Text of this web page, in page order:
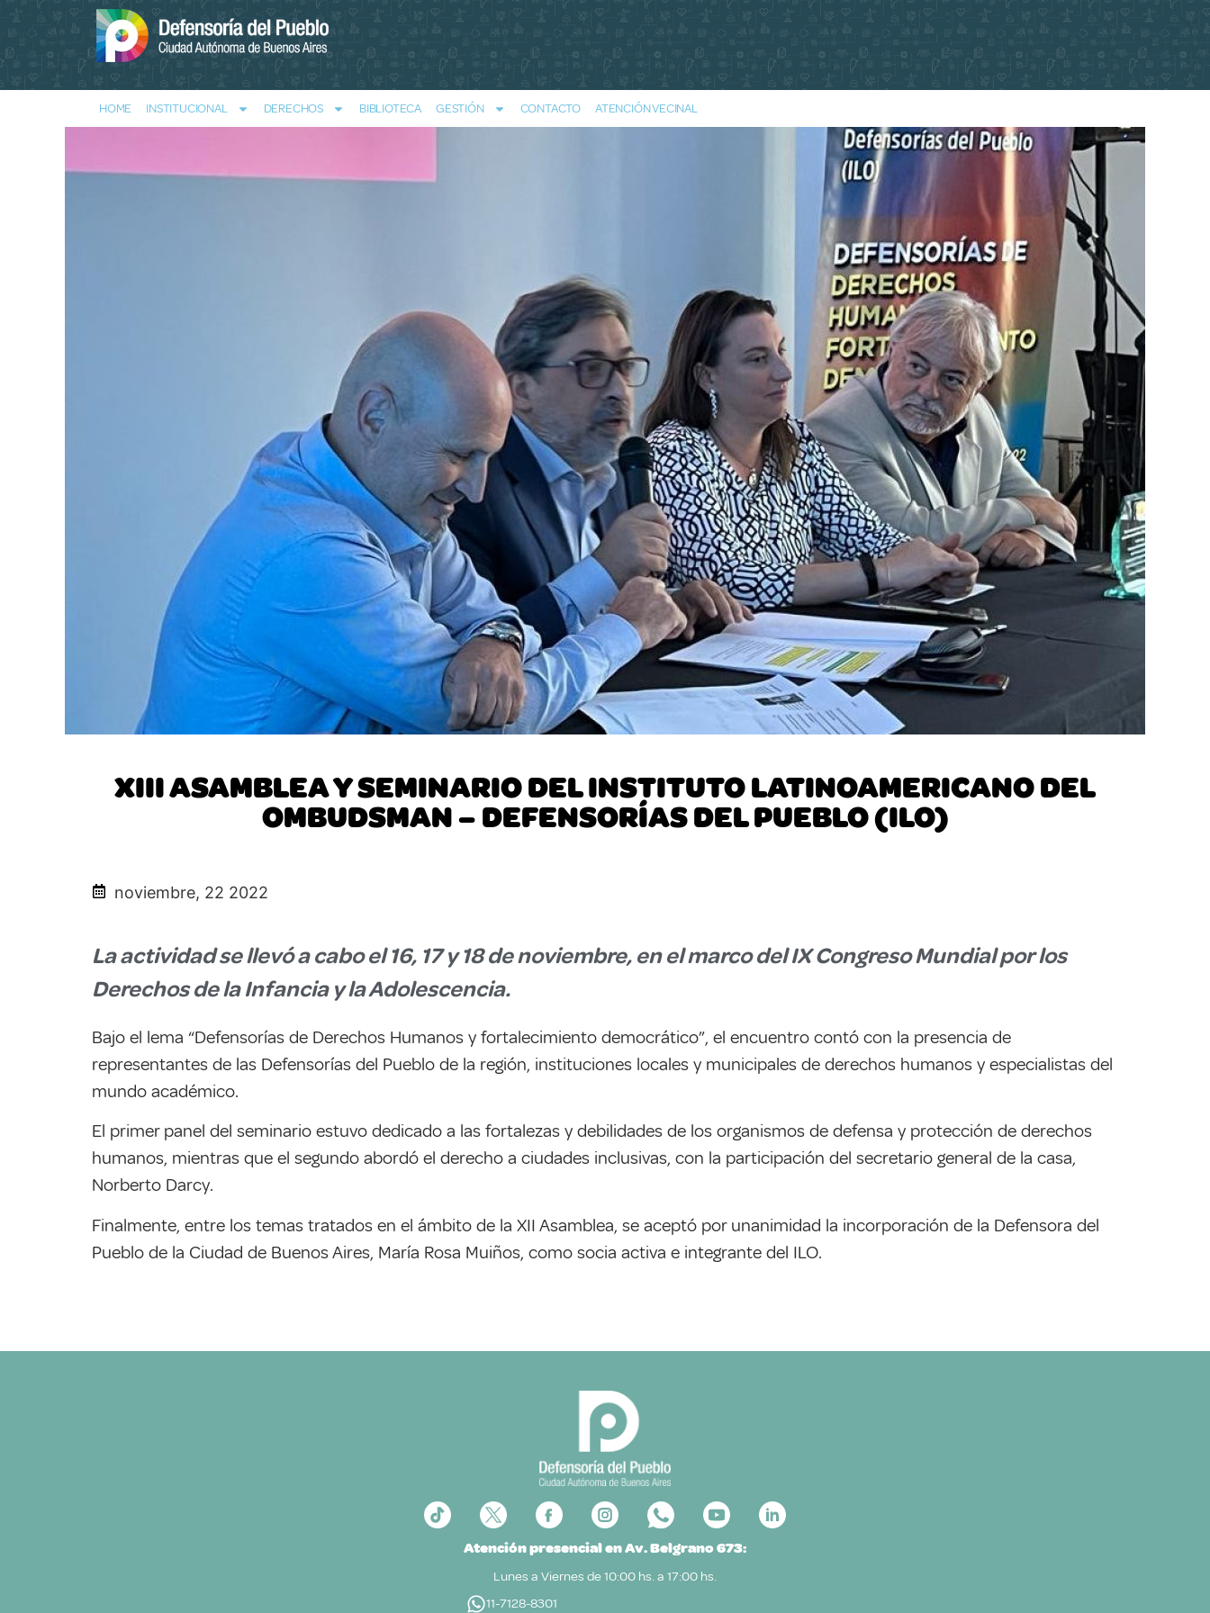
HOME INSTITUCIONAL DERECHOS BIBLIOTECA GESTIÓN CONTACTO ATENCIÓN VECINAL
XIII ASAMBLEA Y SEMINARIO DEL INSTITUTO LATINOAMERICANO DEL
OMBUDSMAN – DEFENSORÍAS DEL PUEBLO (ILO)
noviembre, 22 2022
La actividad se llevó a cabo el 16, 17 y 18 de noviembre, en el marco del IX Congreso Mundial por los
Derechos de la Infancia y la Adolescencia.
Bajo el lema “Defensorías de Derechos Humanos y fortalecimiento democrático”, el encuentro contó con la presencia de
representantes de las Defensorías del Pueblo de la región, instituciones locales y municipales de derechos humanos y especialistas del
mundo académico.
El primer panel del seminario estuvo dedicado a las fortalezas y debilidades de los organismos de defensa y protección de derechos
humanos, mientras que el segundo abordó el derecho a ciudades inclusivas, con la participación del secretario general de la casa,
Norberto Darcy.
Finalmente, entre los temas tratados en el ámbito de la XII Asamblea, se aceptó por unanimidad la incorporación de la Defensora del
Pueblo de la Ciudad de Buenos Aires, María Rosa Muiños, como socia activa e integrante del ILO.
Atención presencial en Av. Belgrano 673:
Lunes a Viernes de 10:00 hs. a 17:00 hs.
11-7128-8301